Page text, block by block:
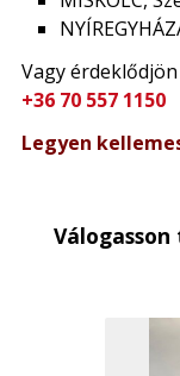
Vagy
+36 70 557 1150
Legyen